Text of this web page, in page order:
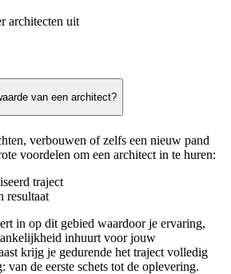
architecten uit
van een architect?
verbouwen of zelfs een nieuw pand
voordelen om een architect in te huren:
traject
resultaat
in op dit gebied waardoor je ervaring,
inhuurt voor jouw
krijg je gedurende het traject volledig
van de eerste schets tot de oplevering.